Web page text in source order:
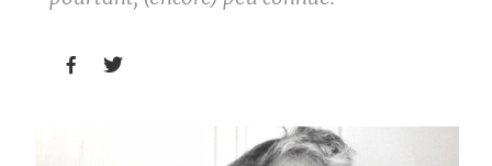
 